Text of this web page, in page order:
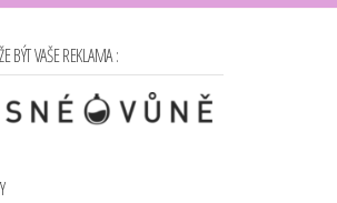
BÝT VAŠE REKLAMA :